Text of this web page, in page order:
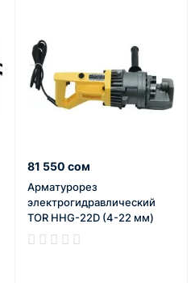
81 550 сом
Арматурорез
электрогидравлический
TOR HHG-22D (4-22 мм)